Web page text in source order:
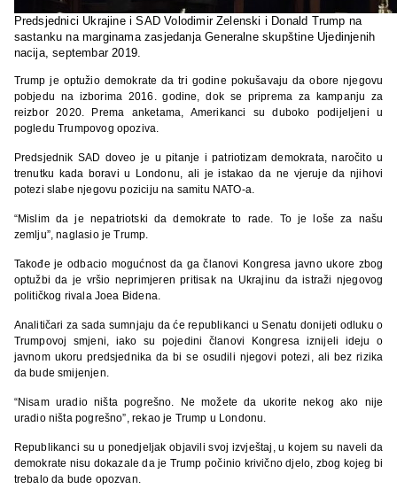
Predsjednici Ukrajine i SAD Volodimir Zelenski i Donald Trump na
sastanku na marginama zasjedanja Generalne skupštine Ujedinjenih
nacija, septembar 2019.
Trump je optužio demokrate da tri godine pokušavaju da obore njegovu
pobjedu na izborima 2016. godine, dok se priprema za kampanju za
reizbor 2020. Prema anketama, Amerikanci su duboko podijeljeni u
pogledu Trumpovog opoziva.
Predsjednik SAD doveo je u pitanje i patriotizam demokrata, naročito u
trenutku kada boravi u Londonu, ali je istakao da ne vjeruje da njihovi
potezi slabe njegovu poziciju na samitu NATO-a.
“Mislim da je nepatriotski da demokrate to rade. To je loše za našu
zemlju”, naglasio je Trump.
Takođe je odbacio mogućnost da ga članovi Kongresa javno ukore zbog
optužbi da je vršio neprimjeren pritisak na Ukrajinu da istraži njegovog
političkog rivala Joea Bidena.
Analitičari za sada sumnjaju da će republikanci u Senatu donijeti odluku o
Trumpovoj smjeni, iako su pojedini članovi Kongresa iznijeli ideju o
javnom ukoru predsjednika da bi se osudili njegovi potezi, ali bez rizika
da bude smijenjen.
“Nisam uradio ništa pogrešno. Ne možete da ukorite nekog ako nije
uradio ništa pogrešno”, rekao je Trump u Londonu.
Republikanci su u ponedjeljak objavili svoj izvještaj, u kojem su naveli da
demokrate nisu dokazale da je Trump počinio krivično djelo, zbog kojeg bi
trebalo da bude opozvan.